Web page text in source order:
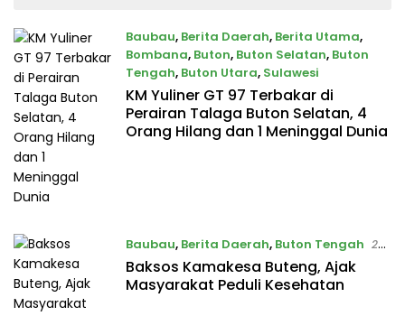
Baubau, Berita Daerah, Berita Utama,
Bombana, Buton, Buton Selatan, Buton
Tengah, Buton Utara, Sulawesi
16 September 2020
KM Yuliner GT 97 Terbakar di
Perairan Talaga Buton Selatan, 4
Orang Hilang dan 1 Meninggal Dunia
Baubau, Berita Daerah, Buton Tengah 24
Agustus 2019
Baksos Kamakesa Buteng, Ajak
Masyarakat Peduli Kesehatan